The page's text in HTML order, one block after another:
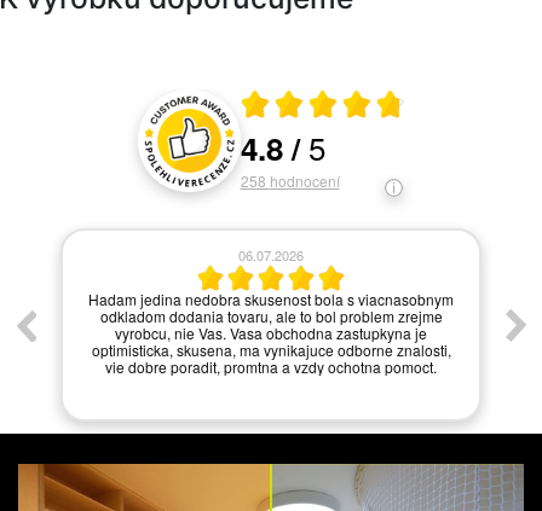
Hodnocení a recenze zákazníků
Průměrné hodnocení 4.8 z 5
4.8/5
258 hodnocení
06.07.2026
Hadam jedina nedobra skusenost bola s viacnasobnym
odkladom dodania tovaru, ale to bol problem zrejme
vyrobcu, nie Vas. Vasa obchodna zastupkyna je
optimisticka, skusena, ma vynikajuce odborne znalosti,
vie dobre poradit, promtna a vzdy ochotna pomoct.